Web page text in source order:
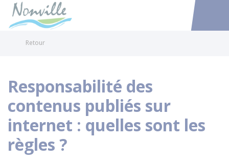
Accéder
Retour
Responsabilité des
contenus publiés sur
internet : quelles sont les
règles ?